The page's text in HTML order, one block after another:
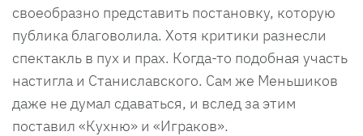
своеобразно представить постановку, которую
публика благоволила. Хотя критики разнесли
спектакль в пух и прах. Когда-то подобная участь
настигла и Станиславского. Сам же Меньшиков
даже не думал сдаваться, и вслед за этим
поставил «Кухню» и «Играков».